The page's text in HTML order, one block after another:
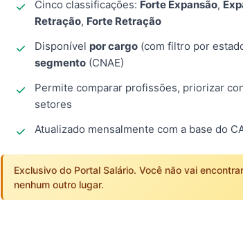
Cinco classificações: Forte Expansão,
Retração, Forte Retração
Disponível por cargo (com filtro por
segmento (CNAE)
Permite comparar profissões, priorizar
setores
Atualizado mensalmente com a base do
Exclusivo do Portal Salário. Você não vai
nenhum outro lugar.